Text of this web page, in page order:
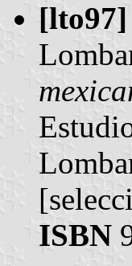
[lto97]
ISBN